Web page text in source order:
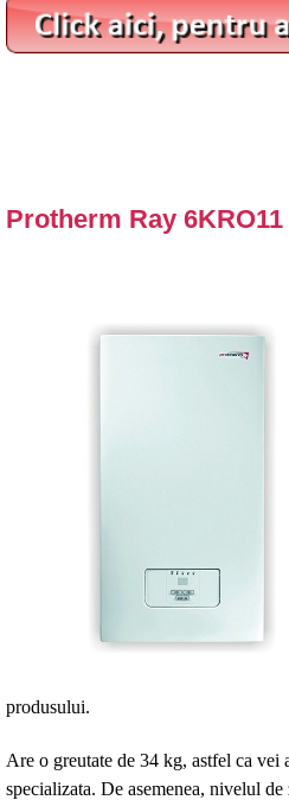
Protherm Ray 6KRO11
produsului.
Are o greutate de 34 kg, astfel ca vei
specializata. De asemenea, nivelul